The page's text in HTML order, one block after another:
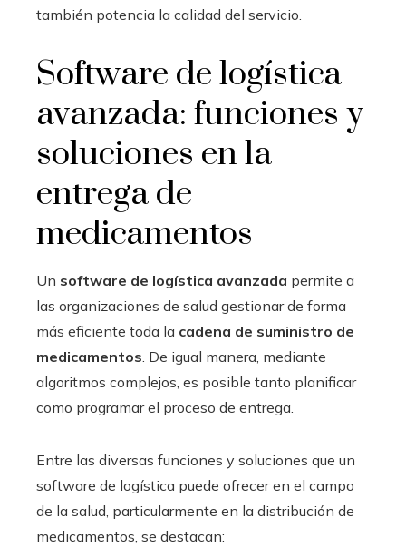
también potencia la calidad del servicio.
Software de logística
avanzada: funciones y
soluciones en la
entrega de
medicamentos
Un software de logística avanzada permite a
las organizaciones de salud gestionar de forma
más eficiente toda la cadena de suministro de
medicamentos. De igual manera, mediante
algoritmos complejos, es posible tanto planificar
como programar el proceso de entrega.
Entre las diversas funciones y soluciones que un
software de logística puede ofrecer en el campo
de la salud, particularmente en la distribución de
medicamentos, se destacan: